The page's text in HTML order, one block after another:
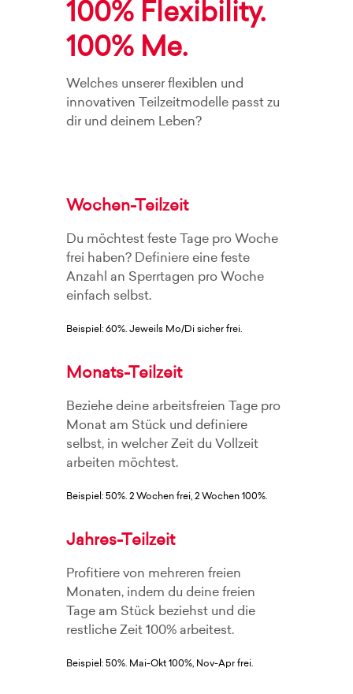
100% Flexibility.
100% Me.
Welches unserer flexiblen und
innovativen Teilzeitmodelle passt zu
dir und deinem Leben?
Wochen-Teilzeit
Du möchtest feste Tage pro Woche
frei haben? Definiere eine feste
Anzahl an Sperrtagen pro Woche
einfach selbst.
Beispiel: 60%. Jeweils Mo/Di sicher frei.
Monats-Teilzeit
Beziehe deine arbeitsfreien Tage pro
Monat am Stück und definiere
selbst, in welcher Zeit du Vollzeit
arbeiten möchtest.
Beispiel: 50%. 2 Wochen frei, 2 Wochen 100%.
Jahres-Teilzeit
Profitiere von mehreren freien
Monaten, indem du deine freien
Tage am Stück beziehst und die
restliche Zeit 100% arbeitest.
Beispiel: 50%. Mai-Okt 100%, Nov-Apr frei.